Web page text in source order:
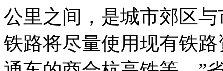
公里之间，是城市郊区
铁路将尽量使用现有铁